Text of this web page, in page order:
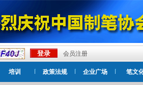
会员注册
培训 政策法规 企业广场 笔文